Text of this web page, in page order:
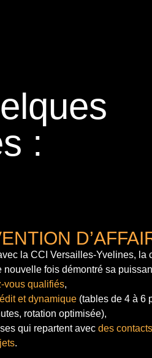
:
la CCI Versailles-Yvelines, la
nouvelle fois démontré sa
vous qualifiés,
et dynamique (tables de 4 à 6
rotation optimisée),
qui repartent avec des
.